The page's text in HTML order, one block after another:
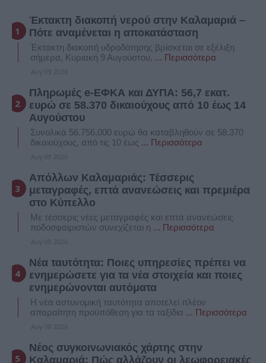
Έκτακτη διακοπή νερού στην Καλαμαριά –
Πότε αναμένεται η αποκατάσταση
Έκτακτη διακοπή υδροδότησης βρίσκεται σε εξέλιξη
σήμερα, Κυριακή 9 Αυγούστου, ... Περισσότερα
Αυγ 09 2026
Πληρωμές e-ΕΦΚΑ και ΔΥΠΑ: 56,7 εκατ.
ευρώ σε 58.370 δικαιούχους από 10 έως 14
Αυγούστου
Συνολικά 56.756.000 ευρώ θα καταβληθούν σε 58.370
δικαιούχους, από τις 10 έως ... Περισσότερα
Αυγ 09 2026
Απόλλων Καλαμαριάς: Τέσσερις
μεταγραφές, επτά ανανεώσεις και πρεμιέρα
στο Κύπελλο
Με τέσσερις νέες μεταγραφές και επτά ανανεώσεις
ποδοσφαιριστών συνεχίζεται η ... Περισσότερα
Αυγ 08 2026
Νέα ταυτότητα: Ποιες υπηρεσίες πρέπει να
ενημερώσετε για τα νέα στοιχεία και ποιες
ενημερώνονται αυτόματα
Η νέα αστυνομική ταυτότητα αποτελεί πλέον
απαραίτητη προϋπόθεση για τα ταξίδια ... Περισσότερα
Αυγ 08 2026
Νέος συγκοινωνιακός χάρτης στην
Καλαμαριά: Πώς αλλάζουν οι λεωφορειακές